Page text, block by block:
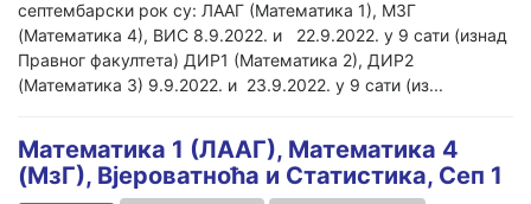
септембарски рок су: ЛААГ (Математика 1), МЗГ
(Математика 4), ВИС 8.9.2022. и 22.9.2022. у 9 сати (изнад
Правног факултета) ДИР1 (Математика 2), ДИР2
(Математика 3) 9.9.2022. и 23.9.2022. у 9 сати (из...
Математика 1 (ЛААГ), Математика 4
(МзГ), Вјероватноћа и Статистика, Сеп 1